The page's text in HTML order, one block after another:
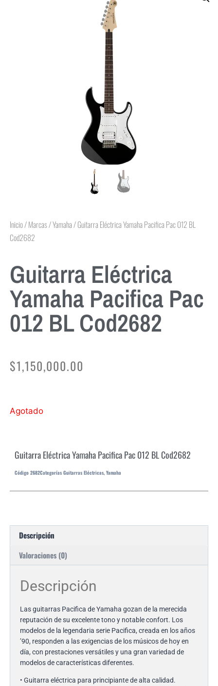
Inicio/Marcas/Yamaha/ Guitarra Eléctrica Yamaha Pacifica Pac 012 BL
Cod2682
Guitarra Eléctrica
Yamaha Pacifica Pac
012 BL Cod2682
$1,150,000.00
Agotado
Guitarra Eléctrica Yamaha Pacifica Pac 012 BL Cod2682
Código 2682Categorías Guitarras Eléctricas, Yamaha
Descripción
Valoraciones (0)
Descripción
Las guitarras Pacifica de Yamaha gozan de la merecida
reputación de su excelente tono y notable confort. Los
modelos de la legendaria serie Pacifica, creada en los años
’90, responden a las exigencias de los músicos de hoy en
día, con prestaciones versátiles y una gran variedad de
modelos de características diferentes.
• Guitarra eléctrica para principiante de alta calidad.